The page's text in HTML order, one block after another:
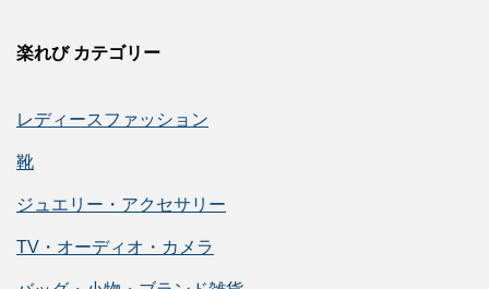
楽れび カテゴリー
レディースファッション
靴
ジュエリー・アクセサリー
TV・オーディオ・カメラ